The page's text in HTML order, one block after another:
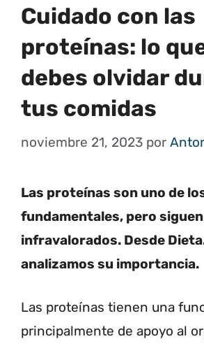
Cuidado con las
proteínas: lo
debes olvidar
tus comidas
noviembre 21, 2023 por
Las proteínas son uno de
fundamentales, pero
infravalorados. Desde
analizamos su importancia.
Las proteínas tienen una
principalmente de apoyo al